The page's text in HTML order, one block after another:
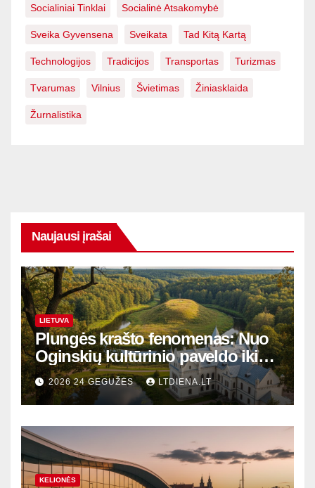
Socialiniai Tinklai Socialinė Atsakomybė
Sveika Gyvensena Sveikata Tad Kitą Kartą
Technologijos Tradicijos Transportas Turizmas
Tvarumas Vilnius Švietimas Žiniasklaida
Žurnalistika
Naujausi įrašai
LIETUVA
Plungės krašto fenomenas: Nuo
Oginskių kultūrinio paveldo iki
Žemaitijos gamtos perlų
2026 24 GEGUŽĖS LTDIENA.LT
KELIONĖS